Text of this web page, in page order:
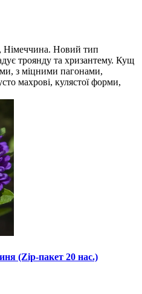
Німеччина. Новий тип
троянду та хризантему. Кущ
з міцними пагонами,
махрові, кулястої форми,
(Zip-пакет 20 нас.)